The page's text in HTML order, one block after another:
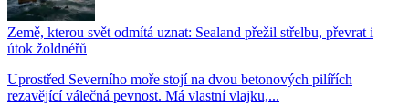
Země, kterou svět odmítá uznat: Sealand přežil střelbu, převrat i
útok žoldnéřů
Uprostřed Severního moře stojí na dvou betonových pilířích
rezavějící válečná pevnost. Má vlastní vlajku,...